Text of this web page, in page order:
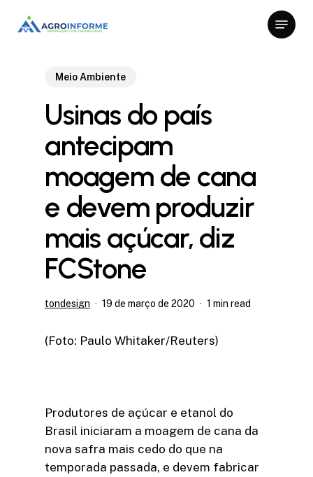
Menu
Meio Ambiente
Usinas do país
antecipam
moagem de cana
e devem produzir
mais açúcar, diz
FCStone
tondesign 19 de março de 2020 1 min read
(Foto: Paulo Whitaker/Reuters)
Produtores de açúcar e etanol do
Brasil iniciaram a moagem de cana da
nova safra mais cedo do que na
temporada passada, e devem fabricar